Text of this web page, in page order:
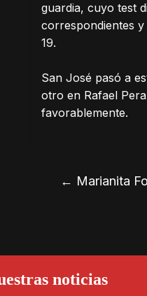
guardia, cuyo test
correspondientes
19.
San José pasó a
otro en Rafael
favorablemente.
← Marianita
noticias